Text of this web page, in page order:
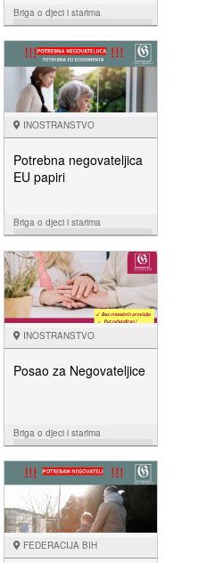
Briga o djeci i starima
NUDIM
INOSTRANSTVO
Potrebna negovateljica
EU papiri
Briga o djeci i starima
NUDIM
INOSTRANSTVO
Posao za Negovateljice
Briga o djeci i starima
NUDIM
FEDERACIJA BIH